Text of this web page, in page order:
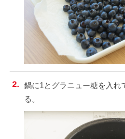
鍋に1とグラニュー糖を入れ
る。